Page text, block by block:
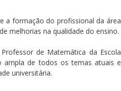
a formação do profissional da área
melhorias na qualidade do ensino.
de Matemática da Escola
ampla de todos os temas atuais e
universitária.